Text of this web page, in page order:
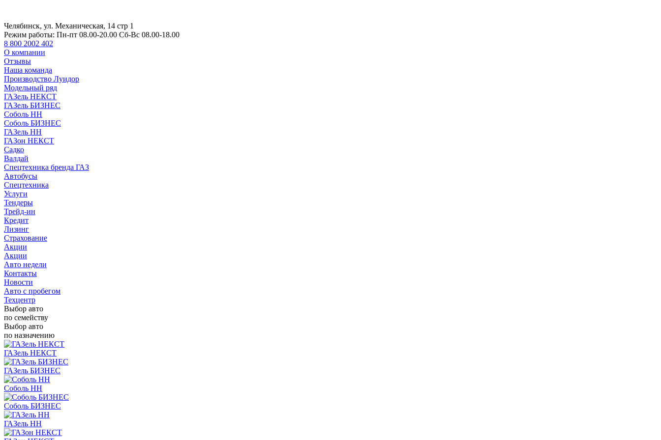
Челябинск, ул. Механическая, 14 стр 1
Режим работы: Пн-пт 08.00-20.00 Сб-Вс 08.00-18.00
8 800 2002 402
О компании
Отзывы
Наша команда
Производство Луидор
Модельный ряд
ГАЗель НЕКСТ
ГАЗель БИЗНЕС
Соболь НН
Соболь БИЗНЕС
ГАЗель НН
ГАЗон НЕКСТ
Садко
Валдай
Спецтехника бренда ГАЗ
Автобусы
Спецтехника
Услуги
Тендеры
Трейд-ин
Кредит
Лизинг
Страхование
Акции
Акции
Авто недели
Контакты
Новости
Авто с пробегом
Техцентр
Выбор авто
по семейству
Выбор авто
по назначению
ГАЗель НЕКСТ
ГАЗель БИЗНЕС
Соболь НН
Соболь БИЗНЕС
ГАЗель НН